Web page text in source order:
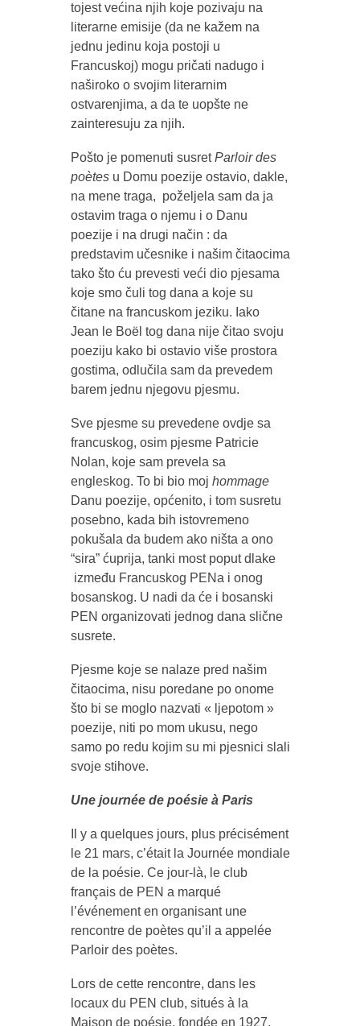
tojest većina njih koje pozivaju na
literarne emisije (da ne kažem na
jednu jedinu koja postoji u
Francuskoj) mogu pričati nadugo i
naširoko o svojim literarnim
ostvarenjima, a da te uopšte ne
zainteresuju za njih.
Pošto je pomenuti susretParloir des
poètesu Domu poezije ostavio, dakle,
na mene traga, poželjela sam da ja
ostavim traga o njemu i o Danu
poezije i na drugi način : da
predstavim učesnike i našim čitaocima
tako što ću prevesti veći dio pjesama
koje smo čuli tog dana a koje su
čitane na francuskom jeziku. Iako
Jean le Boël tog dana nije čitao svoju
poeziju kako bi ostavio više prostora
gostima, odlučila sam da prevedem
barem jednu njegovu pjesmu.
Sve pjesme su prevedene ovdje sa
francuskog, osim pjesme Patricie
Nolan, koje sam prevela sa
engleskog. To bi bio moj hommage
Danu poezije, općenito, i tom susretu
posebno, kada bih istovremeno
pokušala da budem ako ništa a ono
“sira” ćuprija, tanki most poput dlake
između Francuskog PENa i onog
bosanskog. U nadi da će i bosanski
PEN organizovati jednog dana slične
susrete.
Pjesme koje se nalaze pred našim
čitaocima, nisu poredane po onome
što bi se moglo nazvati « ljepotom »
poezije, niti po mom ukusu, nego
samo po redu kojim su mi pjesnici slali
svoje stihove.
Une journée de poésie à Paris
Il y a quelques jours, plus précisément
le 21 mars, c’était la Journée mondiale
de la poésie. Ce jour-là, le club
français de PEN a marqué
l’événement en organisant une
rencontre de poètes qu’il a appelée
Parloir des poètes.
Lors de cette rencontre, dans les
locaux du PEN club, situés à la
Maison de poésie, fondée en 1927,